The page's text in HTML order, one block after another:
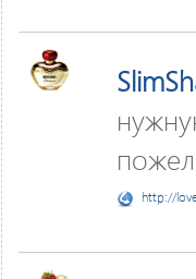
http://